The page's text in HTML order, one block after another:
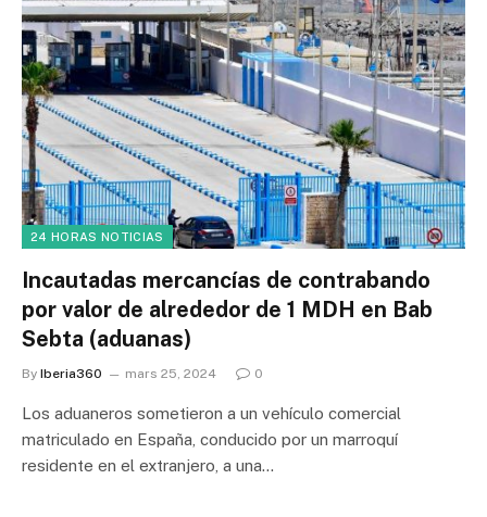
24 HORAS NOTICIAS
Incautadas mercancías de contrabando
por valor de alrededor de 1 MDH en Bab
Sebta (aduanas)
By Iberia360 mars 25, 2024 0
Los aduaneros sometieron a un vehículo comercial
matriculado en España, conducido por un marroquí
residente en el extranjero, a una…